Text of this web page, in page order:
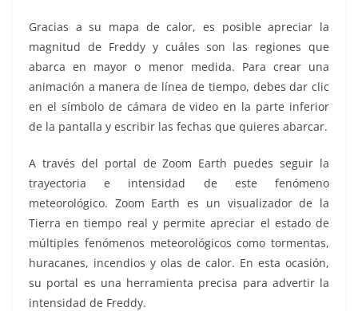
Gracias a su mapa de calor, es posible apreciar la
magnitud de Freddy y cuáles son las regiones que
abarca en mayor o menor medida. Para crear una
animación a manera de línea de tiempo, debes dar clic
en el símbolo de cámara de video en la parte inferior
de la pantalla y escribir las fechas que quieres abarcar.
A través del portal de Zoom Earth puedes seguir la
trayectoria e intensidad de este fenómeno
meteorológico. Zoom Earth es un visualizador de la
Tierra en tiempo real y permite apreciar el estado de
múltiples fenómenos meteorológicos como tormentas,
huracanes, incendios y olas de calor. En esta ocasión,
su portal es una herramienta precisa para advertir la
intensidad de Freddy.